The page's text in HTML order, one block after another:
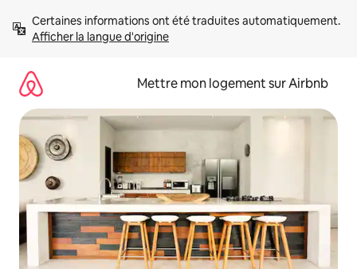
directement
Afficher la langue d'origine
Mettre mon logement sur Airbnb